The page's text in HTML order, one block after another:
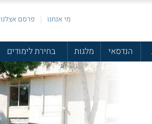
מי אנחנו פרסם אצלנו
הנדסאי מלגות בחירת לימודים